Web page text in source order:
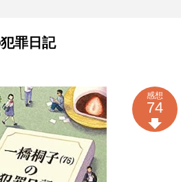
罪日記
感想
74